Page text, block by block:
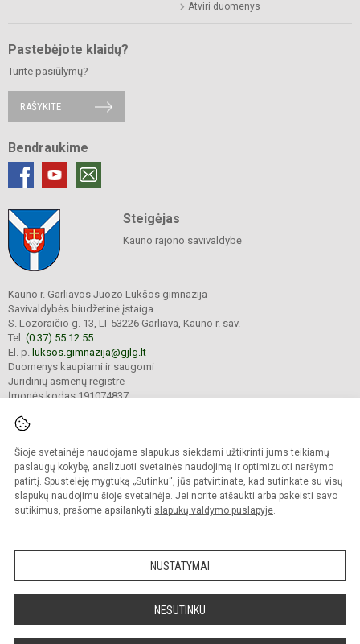
Šioje svetainėje naudojame slapukus siekdami užtikrinti jums teikiamų
paslaugų kokybę, analizuoti svetainės naudojimą ir optimizuoti naršymo
patirtį. Spustelėję mygtuką „Sutinku“, jūs patvirtinate, kad sutinkate su visų
slapukų naudojimu šioje svetainėje. Jei norite atšaukti arba pakeisti savo
sutikimus, prašome apsilankyti slapukų valdymo puslapyje.
NUSTATYMAI
NESUTINKU
Atviri duomenys
Pastebėjote klaidų?
Turite pasiūlymų?
RAŠYKITE
Bendraukime
Steigėjas
Kauno rajono savivaldybė
Kauno r. Garliavos Juozo Lukšos gimnazija
Savivaldybės biudžetinė įstaiga
S. Lozoraičio g. 13, LT-53226 Garliava, Kauno r. sav.
Tel. (0 37) 55 12 55
El. p. luksos.gimnazija@gjlg.lt
Duomenys kaupiami ir saugomi
Juridinių asmenų registre
Įmonės kodas 191074837
© 2025. Kauno r. Garliavos Juozo Lukšos gimnazija. Visos teisės saugomos.
Kopijuoti turinį be raštiško gimnazijos sutikimo griežtai draudžiama.
Prieinamumo paraiška Slapukų valdymas
Sumanus būdas atnaujinti